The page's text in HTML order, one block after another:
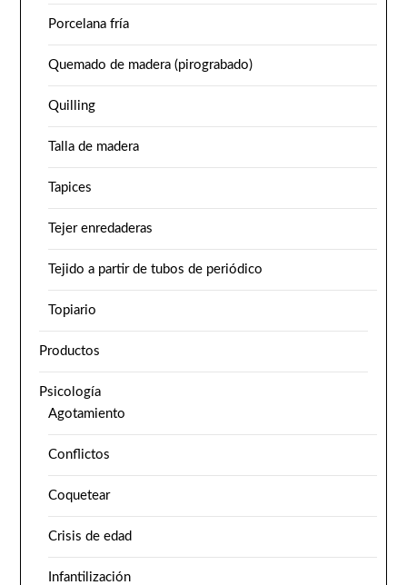
Porcelana fría
Quemado de madera (pirograbado)
Quilling
Talla de madera
Tapices
Tejer enredaderas
Tejido a partir de tubos de periódico
Topiario
Productos
Psicología
Agotamiento
Conflictos
Coquetear
Crisis de edad
Infantilización